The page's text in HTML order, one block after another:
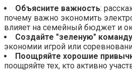
Объясните важность:
почему важно экономить
влияет на семейный бюджет и
Создайте "зеленую" команду
экономии игрой или
Поощряйте хорошие
поощряйте тех, кто активно